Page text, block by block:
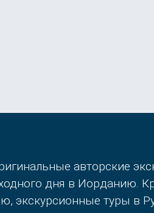
авторские
дня в Иорданию.
экскурсионные туры